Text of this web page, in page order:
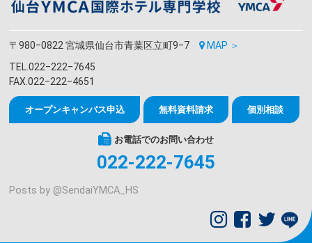
〒980‒0822 宮城県仙台市青葉区立町9‒7
MAP ＞
TEL.022‒222‒7645
FAX.022‒222‒4651
オープンキャンパス申込 無料資料請求 個別相談
お電話でのお問い合わせ
022-222-7645
Posts by @SendaiYMCA_HS